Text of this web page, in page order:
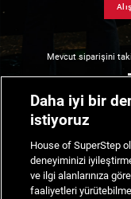
Mevcut siparişini
Daha iyi bir
istiyoruz
House of SuperStep
deneyiminizi
ve ilgi alanlarınıza
faaliyetleri